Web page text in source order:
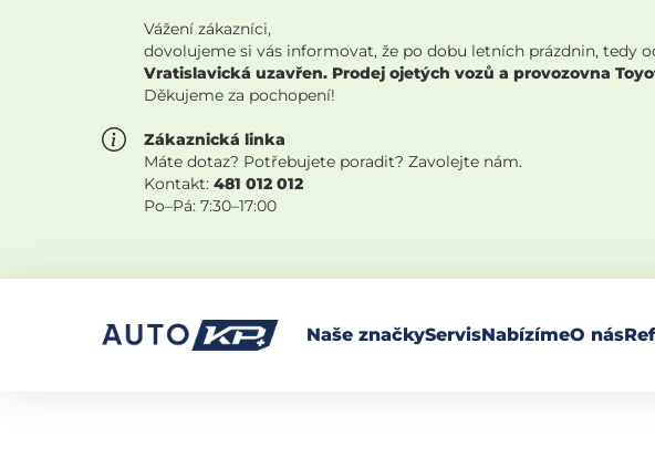
Vážení zákazníci,
dovolujeme si vás informovat, že po dobu letních prázdnin, tedy
Vratislavická uzavřen. Prodej ojetých vozů a provozovna
Děkujeme za pochopení!
Zákaznická linka
Máte dotaz? Potřebujete poradit? Zavolejte nám.
Kontakt: 481 012 012
Po–Pá: 7:30–17:00
Naše značkyServisNabízímeO nás